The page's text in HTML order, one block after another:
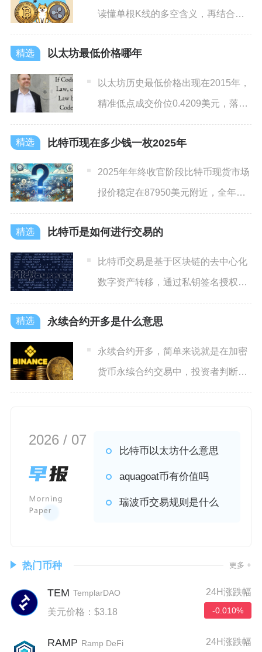
读懂单根K线的多空含义，再结合经
典形态、多周期共振、成交量
以太坊最低价格哪年
以太坊历史最低价格出现在2015年，
精准低点成交价位0.4209美元，落地
时间为当年10月
比特币现在多少钱一枚2025年
2025年年终收官阶段比特币现货市场
报价稳定在87950美元附近，全年开
盘价95432美元
比特币是如何进行交易的
比特币交易是基于区块链的去中心化
数字资产转移，通过私钥签名授权、
全网节点验证、矿工打包上链
永续合约开多是什么意思
永续合约开多，简单来说就是在加密
货币永续合约交易中，投资者判断后
续币价会上涨，主动买入合约
2026 / 07
比特币以太坊什么意思
aquagoat币有价值吗
瑞波币交易规则是什么
热门币种 更多 +
TEM TemplarDAO
美元价格：$3.18
24H涨跌幅
-0.010%
RAMP Ramp DeFi 24H涨跌幅